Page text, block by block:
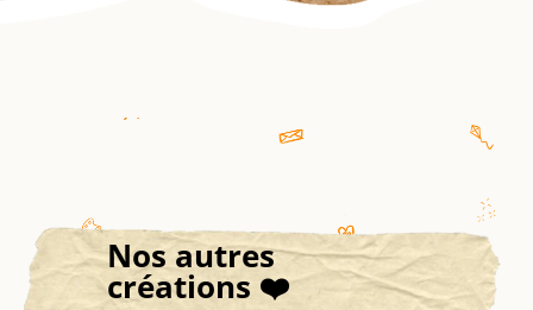
Nos autres
créations ❤️